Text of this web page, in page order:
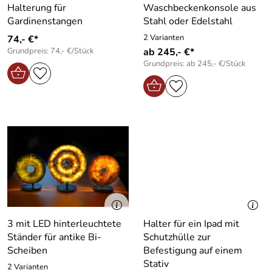
Halterung für
Gardinenstangen
74,- €*
Grundpreis: 74,- €/Stück
Waschbeckenkonsole aus
Stahl oder Edelstahl
2 Varianten
ab 245,- €*
Grundpreis: ab 245,- €/Stück
3 mit LED hinterleuchtete
Ständer für antike Bi-
Scheiben
2 Varianten
Halter für ein Ipad mit
Schutzhülle zur
Befestigung auf einem
Stativ